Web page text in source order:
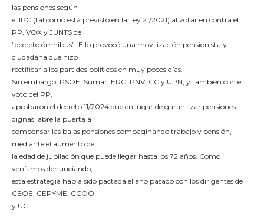
las pensiones según
el IPC (tal como está previsto en la Ley 21/2021) al votar en contra el
PP, VOX y JUNTS del
“decreto ómnibus”. Ello provocó una movilización pensionista y
ciudadana que hizo
rectificar a los partidos políticos en muy pocos días.
Sin embargo, PSOE, Sumar, ERC, PNV, CC y UPN, y también con el
voto del PP,
aprobaron el decreto 11/2024 que en lugar de garantizar pensiones
dignas, abre la puerta a
compensar las bajas pensiones compaginando trabajo y pensión,
mediante el aumento de
la edad de jubilación que puede llegar hasta los 72 años. Como
veníamos denunciando,
esta estrategia había sido pactada el año pasado con los dirigentes de
CEOE, CEPYME, CCOO
y UGT.